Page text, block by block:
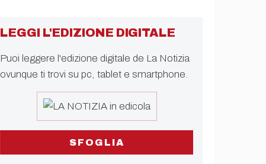
LEGGI L'EDIZIONE DIGITALE
Puoi leggere l'edizione digitale de La Notizia
ovunque ti trovi su pc, tablet e smartphone.
SFOGLIA